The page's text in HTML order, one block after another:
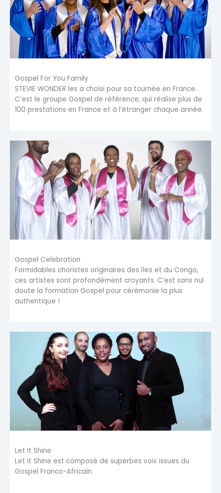
Gospel For You Family
STEVIE WONDER les a choisi pour sa tournée en France.
C’est le groupe Gospel de référence, qui réalise plus de
100 prestations en France et à l’étranger chaque année.
Gospel Celebration
Formidables choristes originaires des îles et du Congo,
ces artistes sont profondément croyants. C’est sans nul
doute la formation Gospel pour cérémonie la plus
authentique !
Let It Shine
Let it Shine est composé de superbes voix issues du
Gospel Franco-Africain.